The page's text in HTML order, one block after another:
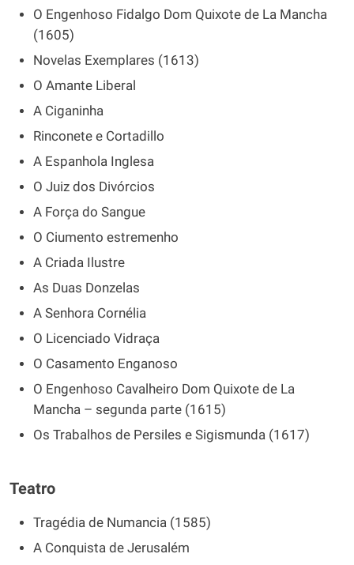
O Engenhoso Fidalgo Dom Quixote de La Mancha
(1605)
Novelas Exemplares (1613)
O Amante Liberal
A Ciganinha
Rinconete e Cortadillo
A Espanhola Inglesa
O Juiz dos Divórcios
A Força do Sangue
O Ciumento estremenho
A Criada Ilustre
As Duas Donzelas
A Senhora Cornélia
O Licenciado Vidraça
O Casamento Enganoso
O Engenhoso Cavalheiro Dom Quixote de La
Mancha – segunda parte (1615)
Os Trabalhos de Persiles e Sigismunda (1617)
Teatro
Tragédia de Numancia (1585)
A Conquista de Jerusalém